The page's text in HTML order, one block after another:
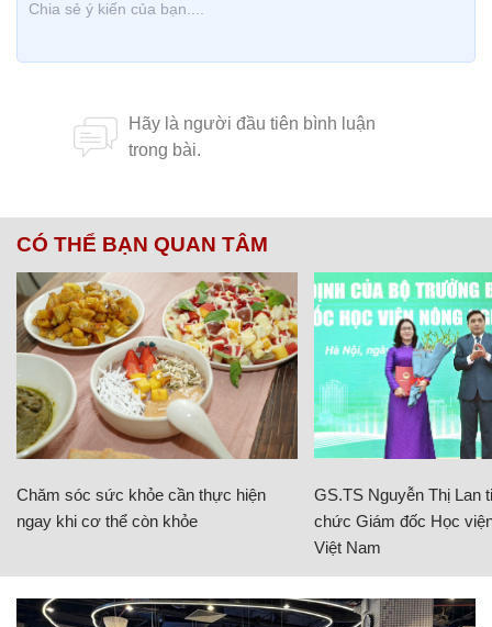
CÓ THỂ BẠN QUAN TÂM
Chăm sóc sức khỏe cần thực hiện
ngay khi cơ thể còn khỏe
GS.TS Nguyễn Thị Lan
chức Giám đốc Học
Việt Nam